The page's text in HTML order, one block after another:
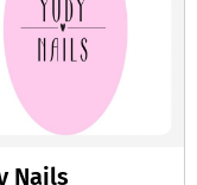
Nails